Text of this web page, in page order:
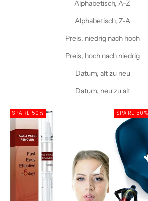
Alphabetisch, A-Z
Alphabetisch, Z-A
Preis, niedrig nach hoch
Preis, hoch nach niedrig
Datum, alt zu neu
Datum, neu zu alt
SPARE 50% SPARE 50%